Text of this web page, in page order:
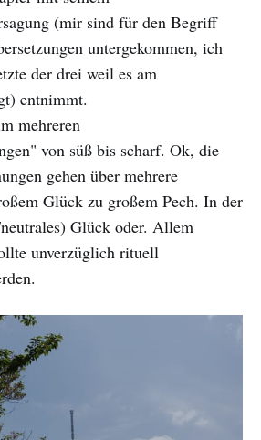
(mir sind für den Begriff
untergekommen, ich
der drei weil es am
entnimmt.
mehreren
von süß bis scharf. Ok, die
gehen über mehrere
Glück zu großem Pech. In der
Glück oder. Allem
unverzüglich rituell